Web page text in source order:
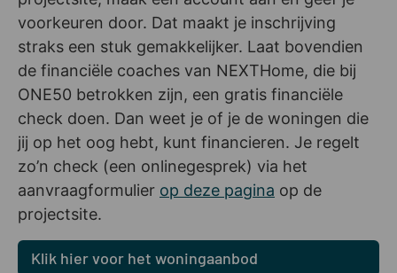
voorkeuren door. Dat maakt je inschrijving
straks een stuk gemakkelijker. Laat bovendien
de financiële coaches van NEXTHome, die bij
ONE50 betrokken zijn, een gratis financiële
check doen. Dan weet je of je de woningen die
jij op het oog hebt, kunt financieren. Je regelt
zo’n check (een onlinegesprek) via het
aanvraagformulier op deze pagina op de
projectsite.
Klik hier voor het woningaanbod